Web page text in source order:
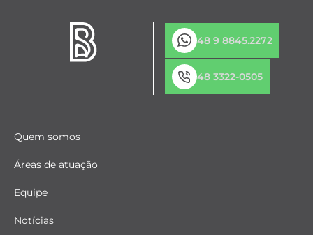
48 9 8845.2272
48 3322-0505
Quem somos
Áreas de atuação
Equipe
Notícias